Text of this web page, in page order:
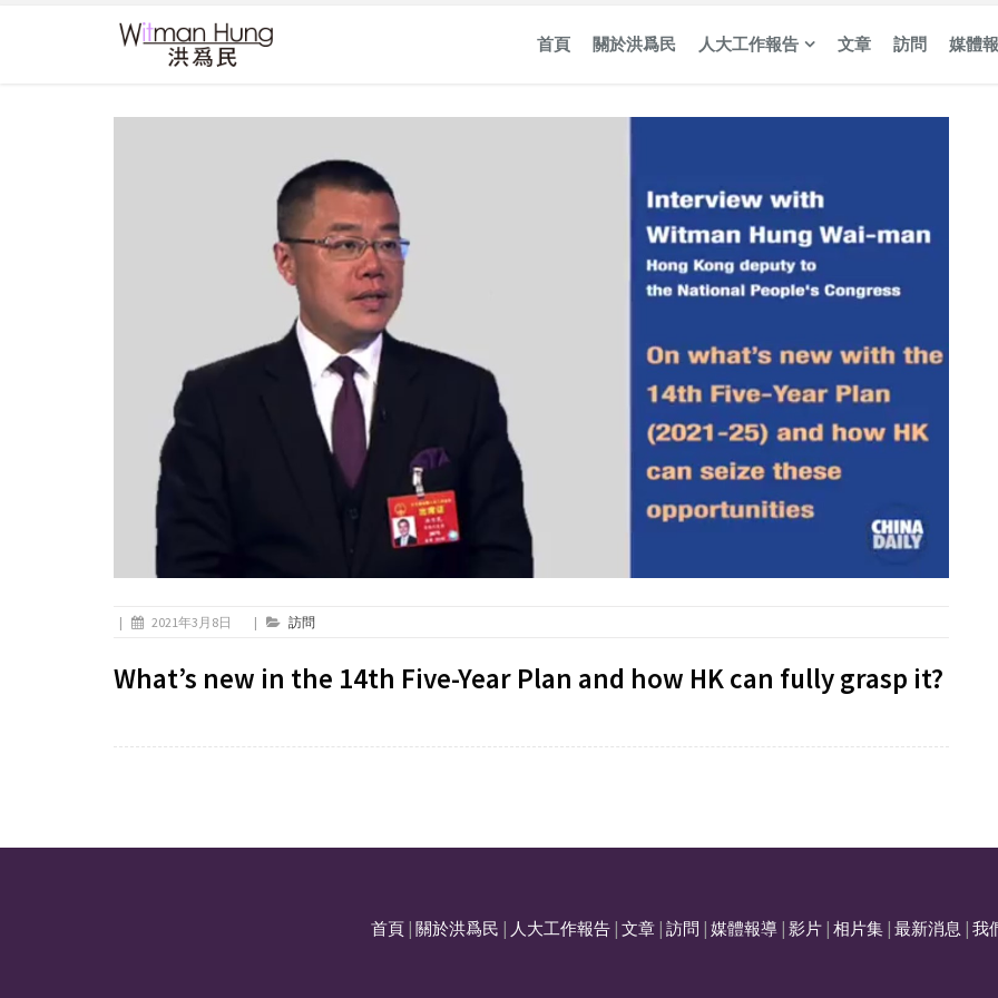
首頁 關於洪爲民 人大工作報告 文章 訪問 媒體
| 2021年3月8日 | 訪問
What’s new in the 14th Five-Year Plan and how HK can fully grasp it?
首頁 | 關於洪爲民 | 人大工作報告 | 文章 | 訪問 | 媒體報導 | 影片 | 相片集 | 最新消息 | 我